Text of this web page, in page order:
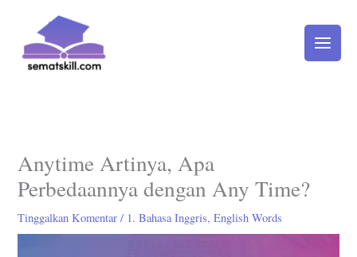
konten
Anytime Artinya, Apa
Perbedaannya dengan Any Time?
Tinggalkan Komentar / 1. Bahasa Inggris,English Words